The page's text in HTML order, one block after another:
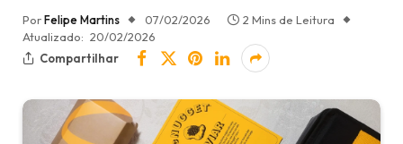
PorFelipe Martins 07/02/2026
2 Mins de Leitura
Atualizado: 20/02/2026
Compartilhar